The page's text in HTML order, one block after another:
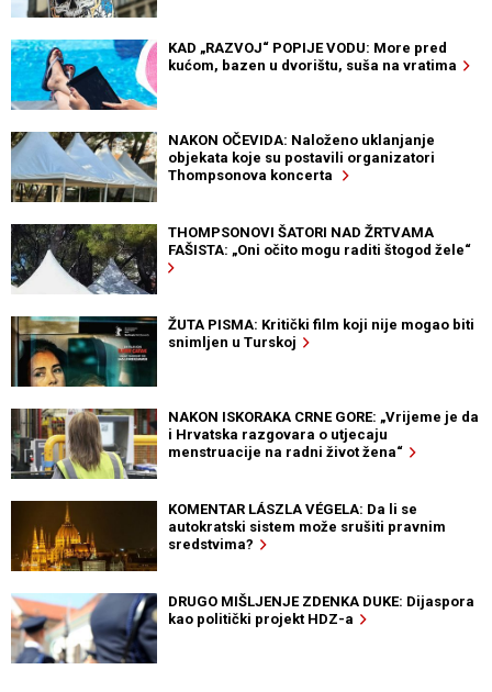
KAD „RAZVOJ“ POPIJE VODU: More pred
kućom, bazen u dvorištu, suša na vratima
NAKON OČEVIDA: Naloženo uklanjanje
objekata koje su postavili organizatori
Thompsonova koncerta
THOMPSONOVI ŠATORI NAD ŽRTVAMA
FAŠISTA: „Oni očito mogu raditi štogod žele“
ŽUTA PISMA: Kritički film koji nije mogao biti
snimljen u Turskoj
NAKON ISKORAKA CRNE GORE: „Vrijeme je da
i Hrvatska razgovara o utjecaju
menstruacije na radni život žena“
KOMENTAR LÁSZLA VÉGELA: Da li se
autokratski sistem može srušiti pravnim
sredstvima?
DRUGO MIŠLJENJE ZDENKA DUKE: Dijaspora
kao politički projekt HDZ-a